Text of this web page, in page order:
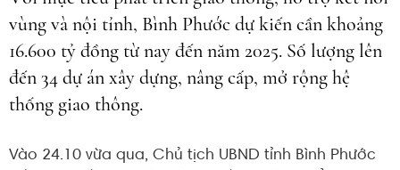
vùng và nội tỉnh, Bình Phước dự kiến cần khoảng
16.600 tỷ đồng từ nay đến năm 2025. Số lượng lên
đến 34 dự án xây dựng, nâng cấp, mở rộng hệ
thống giao thông.
Vào 24.10 vừa qua, Chủ tịch UBND tỉnh Bình Phước